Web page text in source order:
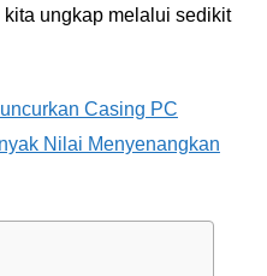
ungkap melalui sedikit
Casing PC
Nilai Menyenangkan